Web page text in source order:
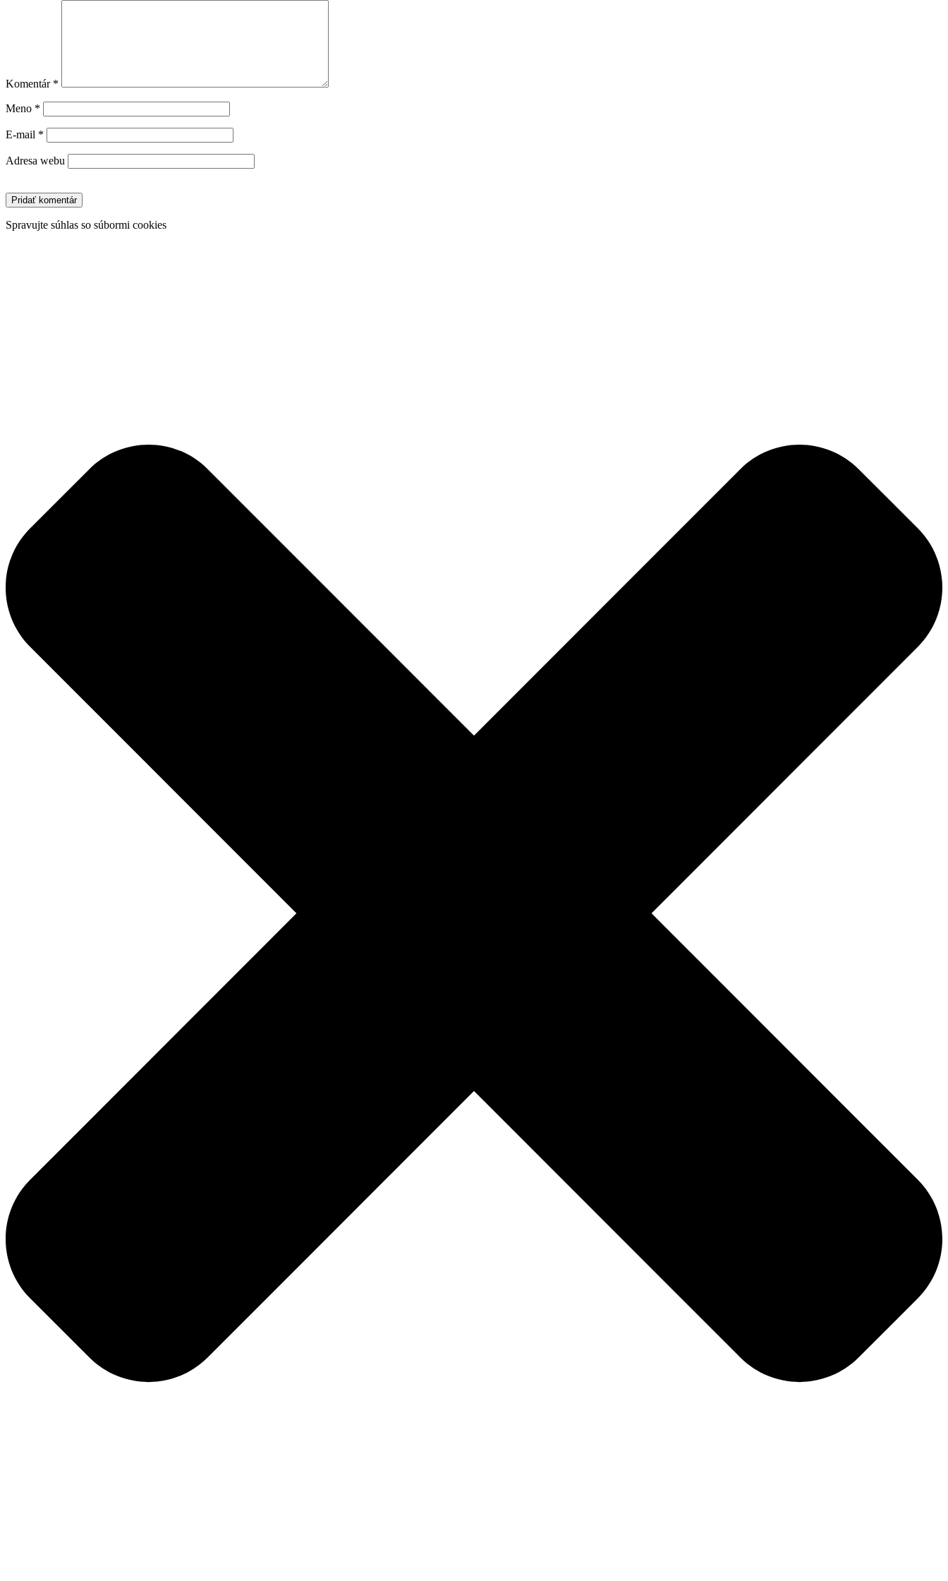
Komentár *
Meno *
E-mail *
Adresa webu
Spravujte súhlas so súbormi cookies